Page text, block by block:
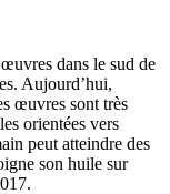
dans le sud de
Aujourd’hui,
œuvres sont très
orientées vers
peut atteindre des
son huile sur